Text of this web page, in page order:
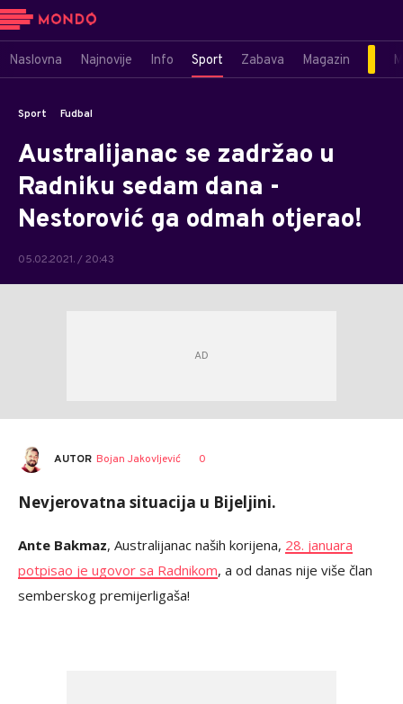
Naslovna Najnovije Info Sport Zabava Magazin
Sport Fudbal
Australijanac se zadržao u
Radniku sedam dana -
Nestorović ga odmah otjerao!
05.02.2021. / 20:43
AUTOR Bojan Jakovljević 0
Nevjerovatna situacija u Bijeljini.
Ante Bakmaz, Australijanac naših korijena, 28. januara
potpisao je ugovor sa Radnikom, a od danas nije više član
semberskog premijerligaša!